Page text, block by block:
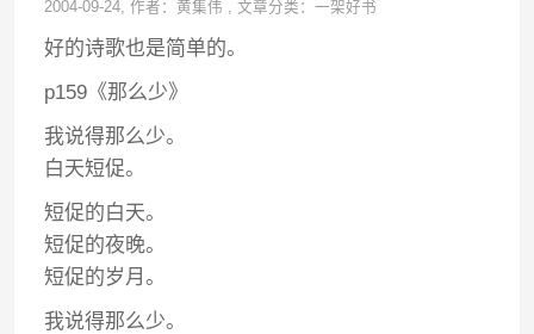
2004-09-24, 作者：黄集伟 ,文章分类：一架好书
好的诗歌也是简单的。
p159《那么少》
我说得那么少。
白天短促。
短促的白天。
短促的夜晚。
短促的岁月。
我说得那么少。